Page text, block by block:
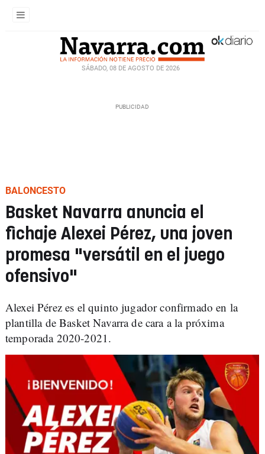
SÁBADO, 08 DE AGOSTO DE 2026
BALONCESTO
Basket Navarra anuncia el
fichaje Alexei Pérez, una joven
promesa "versátil en el juego
ofensivo"
Alexei Pérez es el quinto jugador confirmado en la
plantilla de Basket Navarra de cara a la próxima
temporada 2020-2021.